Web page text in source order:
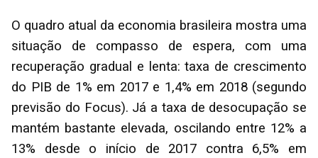
O quadro atual da economia brasileira mostra uma
situação de compasso de espera, com uma
recuperação gradual e lenta: taxa de crescimento
do PIB de 1% em 2017 e 1,4% em 2018 (segundo
previsão do Focus). Já a taxa de desocupação se
mantém bastante elevada, oscilando entre 12% a
13% desde o início de 2017 contra 6,5% em